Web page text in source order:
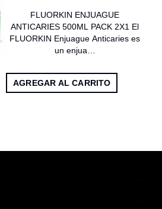
FLUORKIN ENJUAGUE
ANTICARIES 500ML PACK 2X1 El
FLUORKIN Enjuague Anticaries es
un enjua…
AGREGAR AL CARRITO